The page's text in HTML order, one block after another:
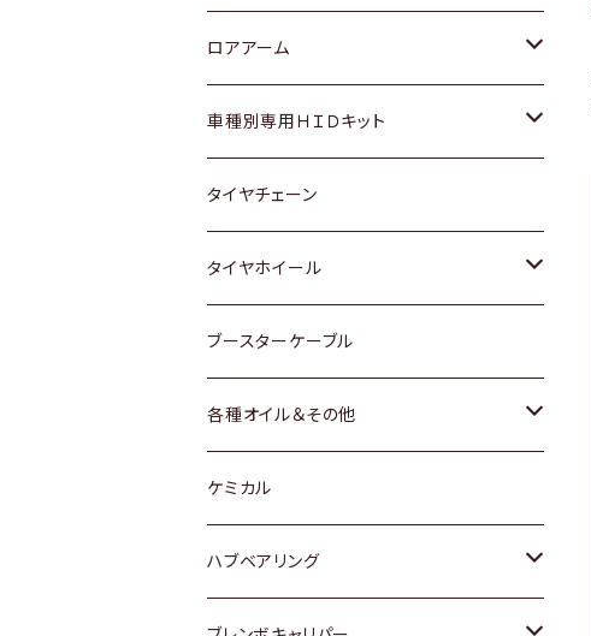
ダイハツ
マツダ
三菱
スバル
レクサス
日産
ダイハツ
マツダ
三菱
スバル
スズキ
日産
いすゞ
ダイハツ
マツダ
三菱
スバル
ホンダ
スズキ
日産
ダイハツ
スバル
トヨタ
ホンダ
スズキ
日産
ダイハツ
マツダ
ロアアーム
ホンダ
スズキ
日産
ダイハツ
マツダ
スバル
車種別専用ＨＩＤキット
トヨタ
マツダ
タイヤチェーン
タイヤホイール
トヨタ
ホンダ
スズキ
日産
ブースターケーブル
各種オイル＆その他
ディーデル洗浄添加剤
ケミカル
ハブベアリング